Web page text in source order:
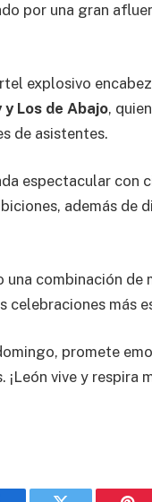
por una gran
explosivo
Los de Abajo,
de asistentes.
espectacular
además de
combinación de
celebraciones más
promete
vive y respira